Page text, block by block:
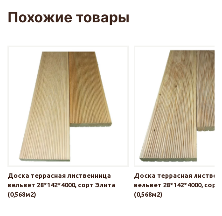
Похожие товары
Доска террасная лиственница
вельвет 28*142*4000, сорт Элита
(0,568м2)
Доска террасная
вельвет 28*142*4000, сорт
(0,568м2)